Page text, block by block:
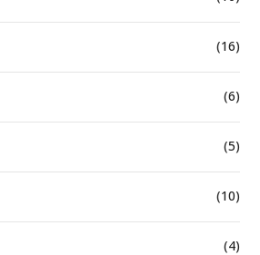
(16)
(6)
(5)
(10)
(4)